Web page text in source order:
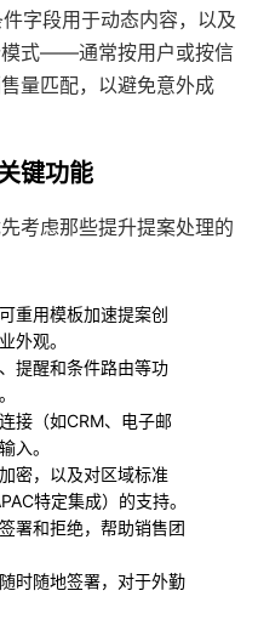
字段用于动态内容，以及
模式——通常按用户或按信
量匹配，以避免意外成
键功能
考虑那些提升提案处理的
重用模板加速提案创
外观。
提醒和条件路由等功
接（如CRM、电子邮
入。
密，以及对区域标准
特定集成）的支持。
署和拒绝，帮助销售团
时随地签署，对于外勤